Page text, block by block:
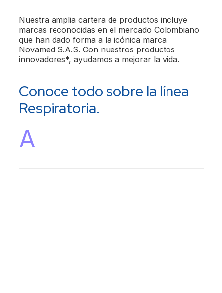
Nuestra amplia cartera de productos incluye
marcas reconocidas en el mercado Colombiano
que han dado forma a la icónica marca
Novamed S.A.S. Con nuestros productos
innovadores*, ayudamos a mejorar la vida.
Conoce todo sobre la línea
Respiratoria.
A